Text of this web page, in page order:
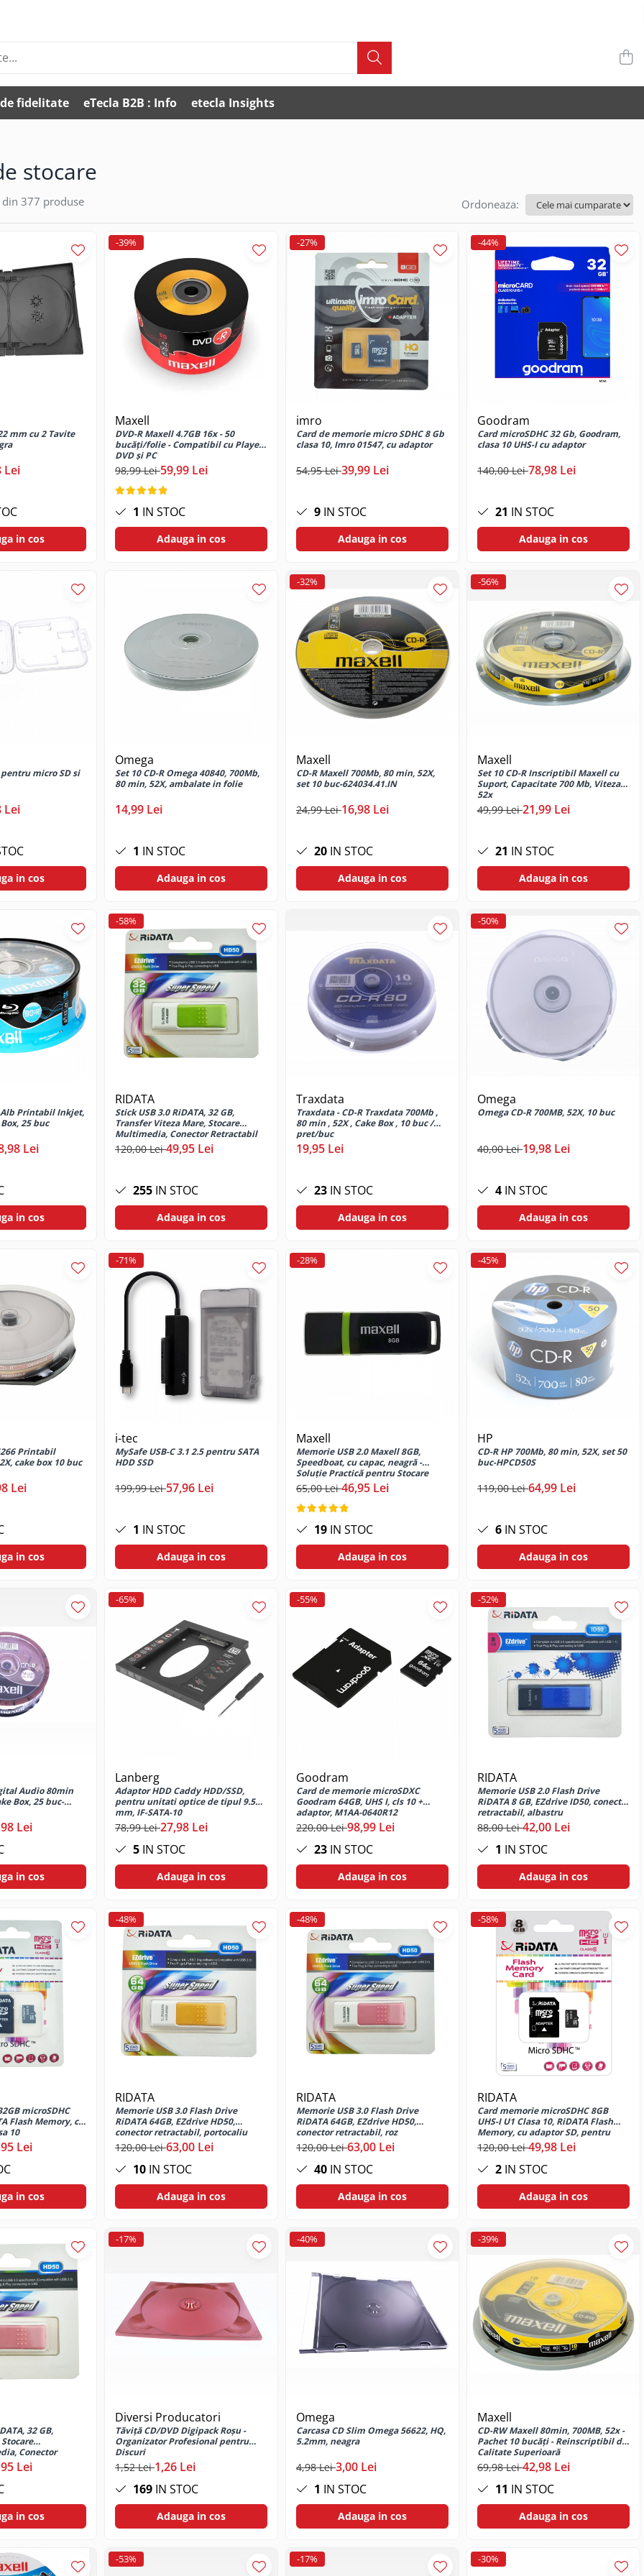
fidelitate eTecla B2B : Info etecla Insights
stocare
din 377 produse Ordoneaza:
mm cu 2 Tavite
Lei
in cos
-39%
Maxell
DVD-R Maxell 4.7GB 16x - 50
bucăți/folie - Compatibil cu Playere
DVD și PC
98,99 Lei59,99 Lei
1 IN STOC
Adauga in cos
-27%
imro
Card de memorie micro SDHC 8 Gb
clasa 10, Imro 01547, cu adaptor
54,95 Lei39,99 Lei
9 IN STOC
Adauga in cos
-44%
Goodram
Card microSDHC 32 Gb, Goodram,
clasa 10 UHS-I cu adaptor
140,00 Lei78,98 Lei
21 IN STOC
Adauga in cos
pentru micro SD si
Lei
in cos
Omega
Set 10 CD-R Omega 40840, 700Mb,
80 min, 52X, ambalate in folie
14,99 Lei
1 IN STOC
Adauga in cos
-32%
Maxell
CD-R Maxell 700Mb, 80 min, 52X,
set 10 buc-624034.41.IN
24,99 Lei16,98 Lei
20 IN STOC
Adauga in cos
-56%
Maxell
Set 10 CD-R Inscriptibil Maxell cu
Suport, Capacitate 700 Mb, Viteza
52x
49,99 Lei21,99 Lei
21 IN STOC
Adauga in cos
Printabil Inkjet,
25 buc
Lei
in cos
-58%
RIDATA
Stick USB 3.0 RiDATA, 32 GB,
Transfer Viteza Mare, Stocare
Multimedia, Conector Retractabil
Verde
120,00 Lei49,95 Lei
255 IN STOC
Adauga in cos
Traxdata
Traxdata - CD-R Traxdata 700Mb ,
80 min , 52X , Cake Box , 10 buc /
pret/buc
19,95 Lei
23 IN STOC
Adauga in cos
-50%
Omega
Omega CD-R 700MB, 52X, 10 buc
40,00 Lei19,98 Lei
4 IN STOC
Adauga in cos
Printabil
cake box 10 buc
Lei
in cos
-71%
i-tec
MySafe USB-C 3.1 2.5 pentru SATA
HDD SSD
199,99 Lei57,96 Lei
1 IN STOC
Adauga in cos
-28%
Maxell
Memorie USB 2.0 Maxell 8GB,
Speedboat, cu capac, neagră -
Soluție Practică pentru Stocare
Portabilă
65,00 Lei46,95 Lei
19 IN STOC
Adauga in cos
-45%
HP
CD-R HP 700Mb, 80 min, 52X, set 50
buc-HPCD50S
119,00 Lei64,99 Lei
6 IN STOC
Adauga in cos
Audio 80min
Box, 25 buc-
Lei
in cos
-65%
Lanberg
Adaptor HDD Caddy HDD/SSD,
pentru unitati optice de tipul 9.5
mm, IF-SATA-10
78,99 Lei27,98 Lei
5 IN STOC
Adauga in cos
-55%
Goodram
Card de memorie microSDXC
Goodram 64GB, UHS I, cls 10 +
adaptor, M1AA-0640R12
220,00 Lei98,99 Lei
23 IN STOC
Adauga in cos
-52%
RIDATA
Memorie USB 2.0 Flash Drive
RiDATA 8 GB, EZdrive ID50, conector
retractabil, albastru
88,00 Lei42,00 Lei
1 IN STOC
Adauga in cos
microSDHC
Flash Memory, cu
10
Lei
in cos
-48%
RIDATA
Memorie USB 3.0 Flash Drive
RiDATA 64GB, EZdrive HD50,
conector retractabil, portocaliu
120,00 Lei63,00 Lei
10 IN STOC
Adauga in cos
-48%
RIDATA
Memorie USB 3.0 Flash Drive
RiDATA 64GB, EZdrive HD50,
conector retractabil, roz
120,00 Lei63,00 Lei
40 IN STOC
Adauga in cos
-58%
RIDATA
Card memorie microSDHC 8GB
UHS-I U1 Clasa 10, RiDATA Flash
Memory, cu adaptor SD, pentru
telefon, camera foto, GPS,
inregistrare Full HD
120,00 Lei49,98 Lei
2 IN STOC
Adauga in cos
32 GB,
Conector
Lei
in cos
-17%
Diversi Producatori
Tăviță CD/DVD Digipack Roșu -
Organizator Profesional pentru
Discuri
1,52 Lei1,26 Lei
169 IN STOC
Adauga in cos
-40%
Omega
Carcasa CD Slim Omega 56622, HQ,
5.2mm, neagra
4,98 Lei3,00 Lei
1 IN STOC
Adauga in cos
-39%
Maxell
CD-RW Maxell 80min, 700MB, 52x -
Pachet 10 bucăți - Reinscriptibil de
Calitate Superioară
69,98 Lei42,98 Lei
11 IN STOC
Adauga in cos
-53% -17% -30%